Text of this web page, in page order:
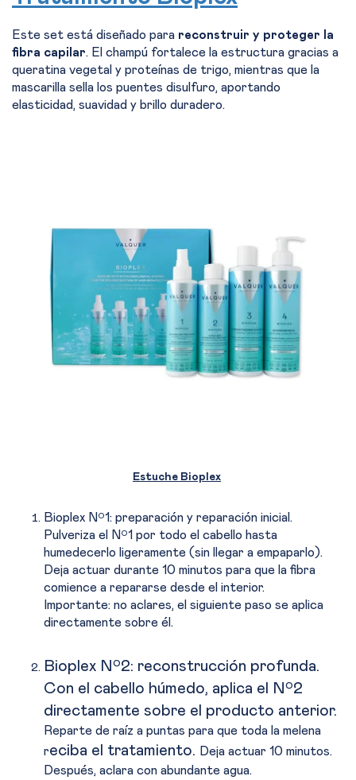
Este set está diseñado para reconstruir y proteger la
fibra capilar. El champú fortalece la estructura gracias a
queratina vegetal y proteínas de trigo, mientras que la
mascarilla sella los puentes disulfuro, aportando
elasticidad, suavidad y brillo duradero.
Estuche Bioplex
Bioplex Nº1: preparación y reparación inicial.
Pulveriza el Nº1 por todo el cabello hasta
humedecerlo ligeramente (sin llegar a empaparlo).
Deja actuar durante 10 minutos para que la fibra
comience a repararse desde el interior.
Importante: no aclares, el siguiente paso se aplica
directamente sobre él.
Bioplex Nº2: reconstrucción profunda.
Con el cabello húmedo, aplica el Nº2
directamente sobre el producto anterior.
Reparte de raíz a puntas para que toda la melena
reciba el tratamiento. Deja actuar 10 minutos.
Después, aclara con abundante agua.